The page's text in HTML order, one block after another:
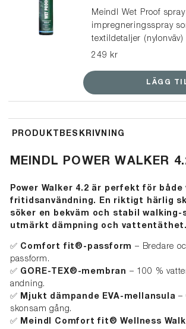
Meindl Wet Proof
impregneringsspray
textildetaljer
och mocka. Den är
från farliga
249 kr
LÄGG
PRODUKTBESKRIVNING
MEINDL POWER WALKER
Power Walker 4.2 är perfekt för både
fritidsanvändning. En riktigt härlig
söker en bekväm och stabil walking-
utmärkt dämpning och vattentäthet.
✅ Comfort fit®-passform – Bredare
passform.
✅ GORE-TEX®-membran – 100 %
andning.
✅ Mjukt dämpande EVA-mellansula –
skonsam gång.
✅ Meindl Comfort fit® Wellness